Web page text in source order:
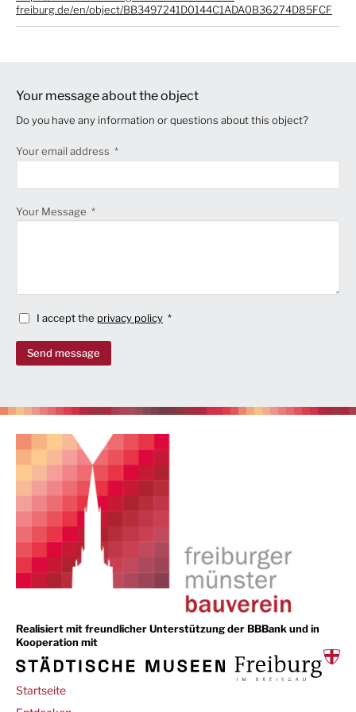
freiburg.de/en/object/BB3497241D0144C1ADA0B36274D85FCF
Your message about the object
Do you have any information or questions about this object?
Your email address
Your Message
I accept the privacy policy
Send message
Realisiert mit freundlicher Unterstützung der BBBank und in
Kooperation mit
Main
navigation
Startseite